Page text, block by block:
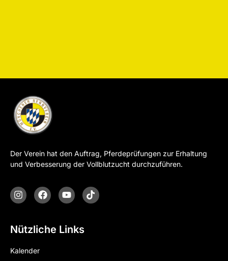
Der Verein hat den Auftrag, Pferdeprüfungen zur Erhaltung
und Verbesserung der Vollblutzucht durchzuführen.
Nützliche Links
Kalender